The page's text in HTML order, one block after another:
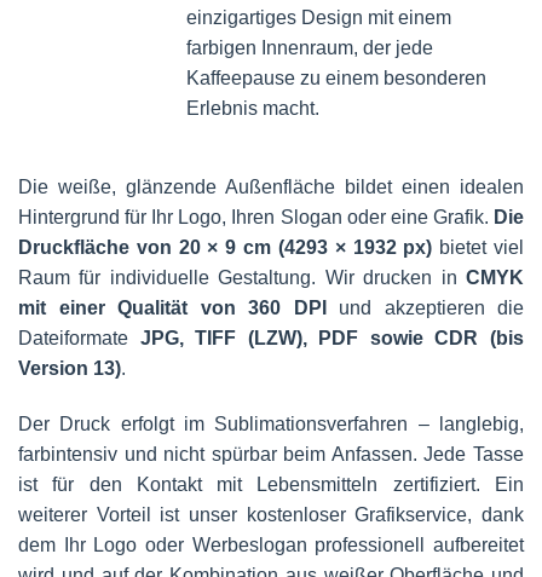
einzigartiges Design mit einem
farbigen Innenraum, der jede
Kaffeepause zu einem besonderen
Erlebnis macht.
Die weiße, glänzende Außenfläche bildet einen idealen
Hintergrund für Ihr Logo, Ihren Slogan oder eine Grafik. Die
Druckfläche von 20 × 9 cm (4293 × 1932 px) bietet viel
Raum für individuelle Gestaltung. Wir drucken in CMYK
mit einer Qualität von 360 DPI
und akzeptieren die
Dateiformate JPG, TIFF (LZW), PDF sowie CDR (bis
Version 13).
Der Druck erfolgt im Sublimationsverfahren – langlebig,
farbintensiv und nicht spürbar beim Anfassen. Jede Tasse
ist für den Kontakt mit Lebensmitteln zertifiziert. Ein
weiterer Vorteil ist unser kostenloser Grafikservice, dank
dem Ihr Logo oder Werbeslogan professionell aufbereitet